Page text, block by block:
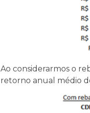
Ao considerarmos o
retorno anual médio